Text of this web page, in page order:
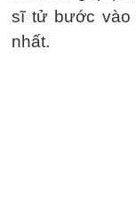
sĩ tử bước vào
nhất.